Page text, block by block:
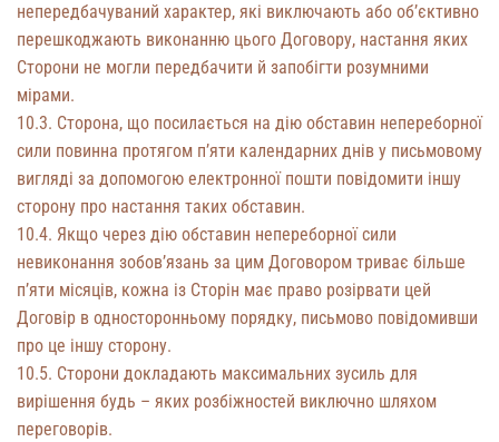
непередбачуваний характер, які виключають або об’єктивно
перешкоджають виконанню цього Договору, настання яких
Сторони не могли передбачити й запобігти розумними
мірами.
10.3. Сторона, що посилається на дію обставин непереборної
сили повинна протягом п’яти календарних днів у письмовому
вигляді за допомогою електронної пошти повідомити іншу
сторону про настання таких обставин.
10.4. Якщо через дію обставин непереборної сили
невиконання зобов’язань за цим Договором триває більше
п’яти місяців, кожна із Сторін має право розірвати цей
Договір в односторонньому порядку, письмово повідомивши
про це іншу сторону.
10.5. Сторони докладають максимальних зусиль для
вирішення будь – яких розбіжностей виключно шляхом
переговорів.